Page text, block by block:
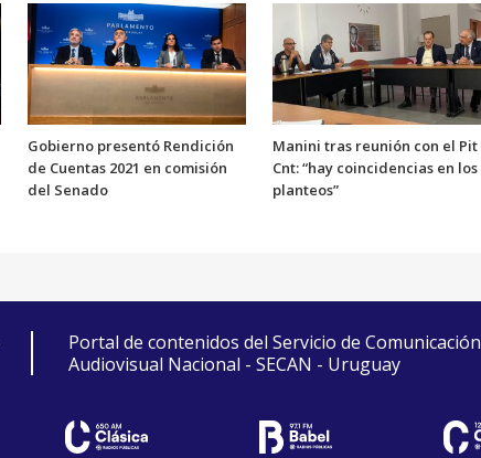
Gobierno presentó Rendición
de Cuentas 2021 en comisión
del Senado
Manini tras reunión con el Pit
Cnt: “hay coincidencias en los
planteos”
Portal de contenidos del Servicio de Comunicación
Audiovisual Nacional - SECAN - Uruguay